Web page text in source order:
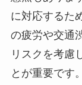
に対応するた
の疲労や交通
リスクを考慮
とが重要です